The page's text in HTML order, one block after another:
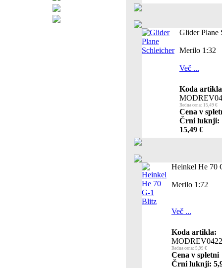
Glider Plane
Merilo 1:32
Več ...
Koda
Redna cena: 15,49 €
Cena v
Črni luknji:
15,49 €
Heinkel He 70
Merilo 1:72
Več ...
Koda artikla:
Redna cena: 5,99 €
Cena v spletni
Črni luknji: